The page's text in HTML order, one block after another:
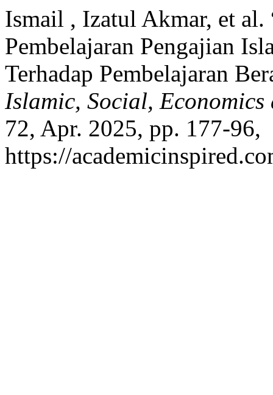
Ismail , Izatul Akmar, et al.
Pembelajaran Pengajian
Terhadap Pembelajaran
Islamic, Social, Economics
72, Apr. 2025, pp. 177-96,
https://